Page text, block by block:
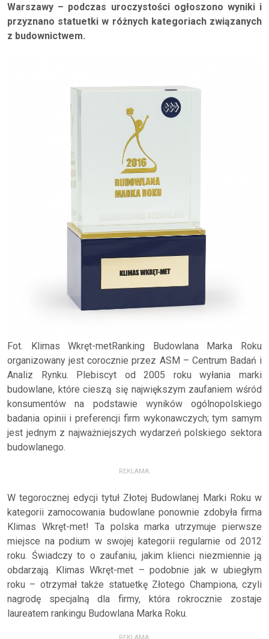
Warszawy – podczas uroczystości ogłoszono wyniki i
przyznano statuetki w różnych kategoriach związanych
z budownictwem.
Fot. Klimas Wkręt-metRanking Budowlana Marka Roku
organizowany jest corocznie przez ASM – Centrum Badań i
Analiz Rynku. Plebiscyt od 2005 roku wyłania marki
budowlane, które cieszą się największym zaufaniem wśród
konsumentów na podstawie wyników ogólnopolskiego
badania opinii i preferencji firm wykonawczych; tym samym
jest jednym z najważniejszych wydarzeń polskiego sektora
budowlanego.
REKLAMA:
W tegorocznej edycji tytuł Złotej Budowlanej Marki Roku w
kategorii zamocowania budowlane ponownie zdobyła firma
Klimas Wkręt-met! Ta polska marka utrzymuje pierwsze
miejsce na podium w swojej kategorii regularnie od 2012
roku. Świadczy to o zaufaniu, jakim klienci niezmiennie ją
obdarzają. Klimas Wkręt-met – podobnie jak w ubiegłym
roku – otrzymał także statuetkę Złotego Championa, czyli
nagrodę specjalną dla firmy, która rokrocznie zostaje
laureatem rankingu Budowlana Marka Roku.
REKLAMA: